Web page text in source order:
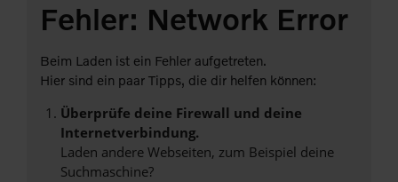
Fehler: Network Error
Beim Laden ist ein Fehler aufgetreten.
Hier sind ein paar Tipps, die dir helfen können:
Überprüfe deine Firewall und deine
Internetverbindung.
Laden andere Webseiten, zum Beispiel deine
Suchmaschine?